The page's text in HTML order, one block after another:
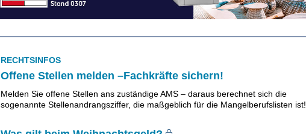
RECHTSINFOS
Offene Stellen melden –Fachkräfte sichern!
Melden Sie offene Stellen ans zuständige AMS – daraus berechnet sich die
sogenannte Stellenandrangsziffer, die maßgeblich für die Mangelberufslisten ist!